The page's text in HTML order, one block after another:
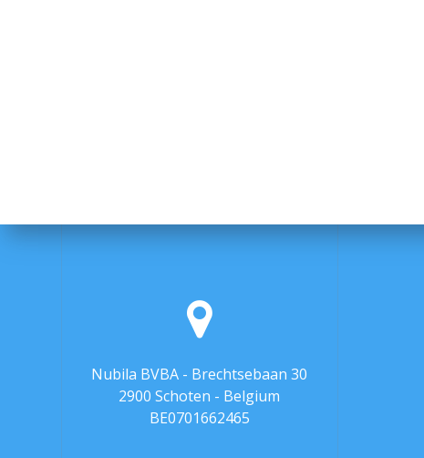
Nubila BVBA - Brechtsebaan 30
2900 Schoten - Belgium
BE0701662465